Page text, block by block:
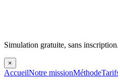
Simulation gratuite, sans inscription.
×
AccueilNotre missionMéthode